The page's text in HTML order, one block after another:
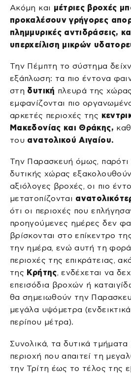
Ακόμη και μέτριες βροχές
προκαλέσουν γρήγορες
πλημμυρικές αντιδράσεις,
υπερχείλιση μικρών
Την Πέμπτη το σύστημα
εξάπλωση: τα πιο έντονα
στη δυτική πλευρά της
εμφανίζονται πιο
αρκετές περιοχές της
Μακεδονίας και Θράκης,
του ανατολικού Αιγαίου.
Την Παρασκευή όμως,
δυτικής χώρας
αξιόλογες βροχές, οι πιο
μετατοπίζονται
ότι οι περιοχές που
προηγούμενες ημέρες δεν
βρίσκονται στο επίκεντρο
την ημέρα, ενώ αυτή τη φορά
περιοχές της επικράτειας,
της Κρήτης, ενδέχεται να
επεισόδια βροχών ή
θα σημειωθούν την
μεγάλα υψόμετρα
περίπου μέτρα).
Συνολικά, τα δυτικά
περιοχή που απαιτεί τη
την Τρίτη έως το τέλος της